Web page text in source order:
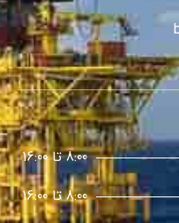
8:00 تا 16:00
8:00 تا 16:00